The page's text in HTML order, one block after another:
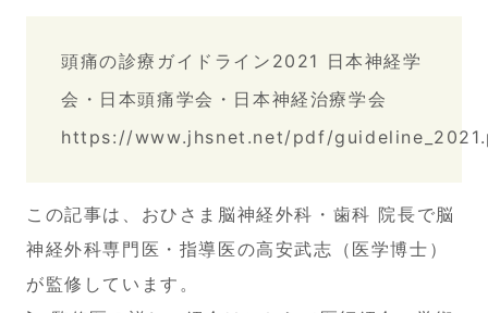
頭痛の診療ガイドライン2021 日本神経学
会・日本頭痛学会・日本神経治療学会
https://www.jhsnet.net/pdf/
この記事は、おひさま脳神経外科・歯科 院長で脳
神経外科専門医・指導医の高安武志（医学博士）
が監修しています。